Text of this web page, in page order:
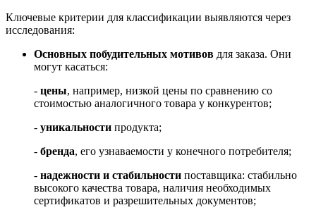
Ключевые критерии для классификации выявляются через
исследования:
Основных побудительных мотивов для заказа. Они
могут касаться:
- цены, например, низкой цены по сравнению со
стоимостью аналогичного товара у конкурентов;
- уникальности продукта;
- бренда, его узнаваемости у конечного потребителя;
- надежности и стабильности поставщика: стабильно
высокого качества товара, наличия необходимых
сертификатов и разрешительных документов;